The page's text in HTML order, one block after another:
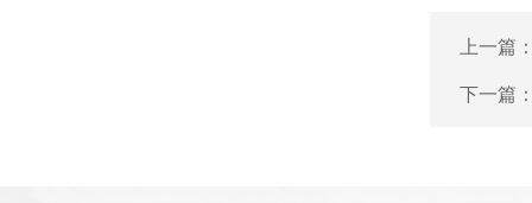
上一篇
下一篇